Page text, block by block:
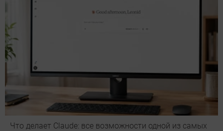
Что делает Сlaude: все возможности одной из самых